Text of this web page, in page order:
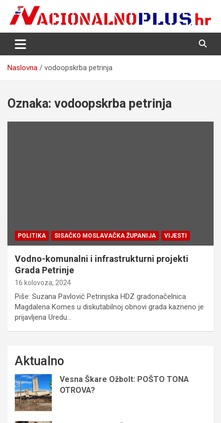
content
NacionalnoPlus.hr
Nacija želi znati više
Naslovna vodoopskrba petrinja
Oznaka: vodoopskrba petrinja
POLITIKA SISAČKO MOSLAVAČKA ŽUPANIJA VIJESTI
Vodno-komunalni i infrastrukturni projekti
Grada Petrinje
16 kolovoza, 2024
Piše: Suzana Pavlović Petrinjska HDZ gradonačelnica
Magdalena Komes u diskutabilnoj obnovi grada kazneno je
prijavljena Uredu…
Aktualno
Vesna Škare Ožbolt: POŠTO TONA
OTROVA?